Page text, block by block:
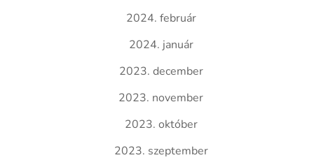
2024. február
2024. január
2023. december
2023. november
2023. október
2023. szeptember